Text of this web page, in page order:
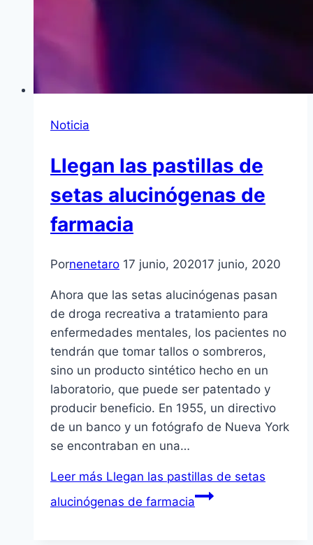
Noticia
Llegan las pastillas de
setas alucinógenas de
farmacia
Pornenetaro 17 junio, 202017 junio, 2020
Ahora que las setas alucinógenas pasan
de droga recreativa a tratamiento para
enfermedades mentales, los pacientes no
tendrán que tomar tallos o sombreros,
sino un producto sintético hecho en un
laboratorio, que puede ser patentado y
producir beneficio. En 1955, un directivo
de un banco y un fotógrafo de Nueva York
se encontraban en una…
Leer más Llegan las pastillas de setas
alucinógenas de farmacia